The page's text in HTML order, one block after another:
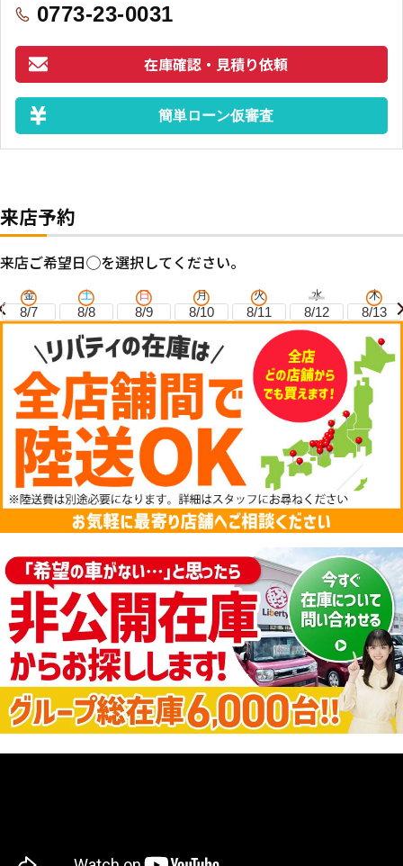
0773-23-0031
在庫確認・見積り依頼
簡単ローン仮審査
来店予約
来店ご希望日◯を選択してください。
金
8/7
土
8/8
日
8/9
月
8/10
火
8/11
水
8/12
木
8/13